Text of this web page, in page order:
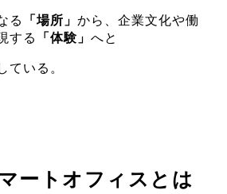
る 「場所」 から、企業文化や働
する
「体験」 へと
ている。
ートオフィスとは